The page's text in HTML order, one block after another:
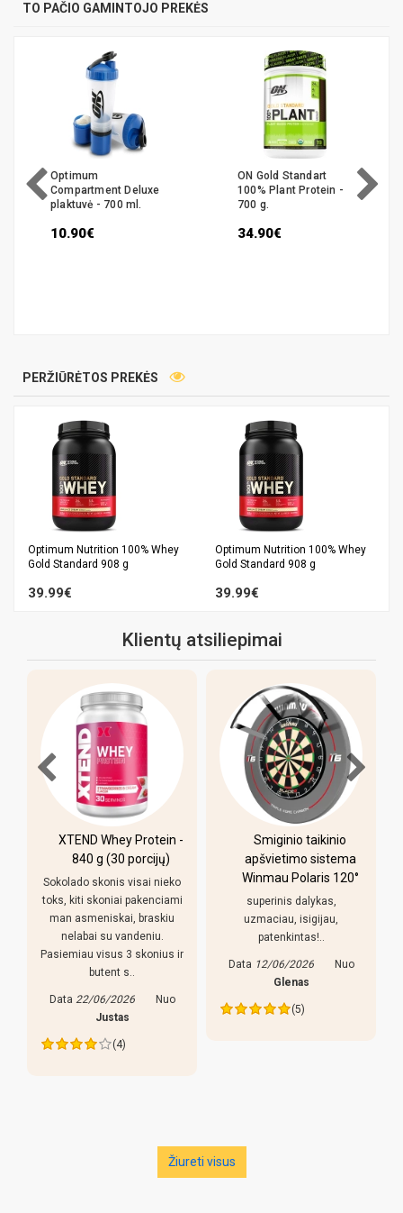
TO PAČIO GAMINTOJO PREKĖS
ON Gold Standart
100% Plant Protein -
700 g.
34.90€
Optimum Nutrition
Serious Mass - 16
porcijų (2,73 kg)
45.95€
PERŽIŪRĖTOS PREKĖS
Optimum Nutrition 100% Whey
Gold Standard 908 g
39.99€
Optimum Nutrition 100% Whey
Gold Standard 908 g
39.99€
Klientų atsiliepimai
XTEND Whey Protein -
840 g (30 porcijų)
Sokolado skonis visai nieko
toks, kiti skoniai pakenciami
man asmeniskai, braskiu
nelabai su vandeniu.
Pasiemiau visus 3 skonius ir
butent s..
Data 22/06/2026
Nuo
Justas
(4)
Smiginio taikinio
apšvietimo sistema
Winmau Polaris 120°
superinis dalykas,
uzmaciau, isigijau,
patenkintas!..
Data 12/06/2026
Nuo
Glenas
(5)
Žiureti visus